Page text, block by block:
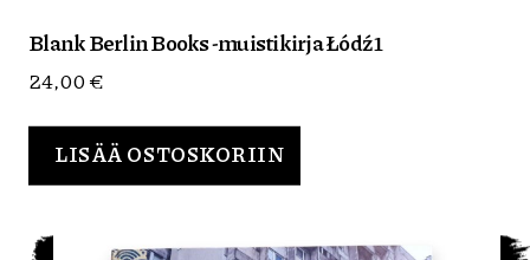
Blank Berlin Books -muistikirja Łódź 1
24,00€
LISÄÄ OSTOSKORIIN